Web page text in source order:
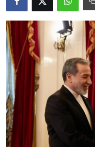
Video
Yazarlar
Arşiv
İletişim